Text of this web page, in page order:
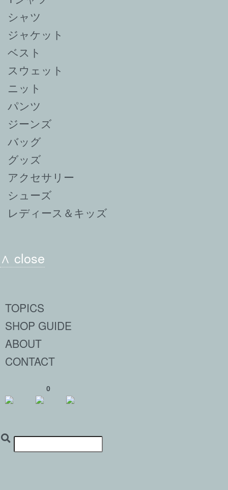
シャツ
ジャケット
ベスト
スウェット
ニット
パンツ
ジーンズ
バッグ
グッズ
アクセサリー
シューズ
レディース＆キッズ
∧ close
TOPICS
SHOP GUIDE
ABOUT
CONTACT
0